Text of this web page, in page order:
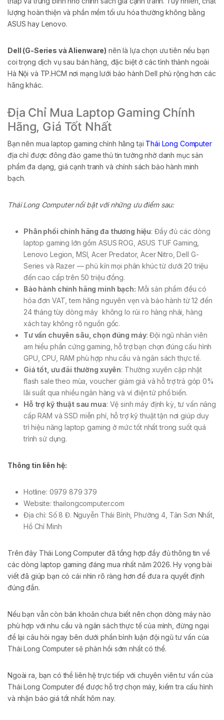
lượng hoàn thiện và phần mềm tối ưu hóa thường không bằng
ASUS hay Lenovo.
Dell (G-Series và Alienware) nên là lựa chọn ưu tiên nếu bạn
coi trọng dịch vụ sau bán hàng, đặc biệt ở các tỉnh thành ngoài
Hà Nội và TP.HCM nơi mạng lưới bảo hành Dell phủ rộng hơn các
hãng khác.
Địa Chỉ Mua Laptop Gaming Chính
Hãng, Giá Tốt Nhất
Bạn nên mua laptop gaming chính hãng tại Thái Long Computer
địa chỉ được đông đảo game thủ tin tưởng nhờ danh mục sản
phẩm đa dạng, giá cạnh tranh và chính sách bảo hành minh
bạch.
Thái Long Computer nổi bật với những ưu điểm sau:
Phân phối chính hãng đa thương hiệu: Đầy đủ các dòng
laptop gaming lớn gồm ASUS ROG, ASUS TUF Gaming,
Lenovo Legion, MSI, Acer Predator, Acer Nitro, Dell G-
Series và Razer — phủ kín mọi phân khúc từ dưới 20 triệu
đến cao cấp trên 50 triệu đồng.
Bảo hành chính hãng minh bạch: Mỗi sản phẩm đều có
hóa đơn VAT, tem hãng nguyên vẹn và bảo hành từ 12 đến
24 tháng tùy dòng máy không lo rủi ro hàng nhái, hàng
xách tay không rõ nguồn gốc.
Tư vấn chuyên sâu, chọn đúng máy: Đội ngũ nhân viên
am hiểu phần cứng gaming, hỗ trợ bạn chọn đúng cấu hình
GPU, CPU, RAM phù hợp nhu cầu và ngân sách thực tế.
Giá tốt, ưu đãi thường xuyên: Thường xuyên cập nhật
flash sale theo mùa, voucher giảm giá và hỗ trợ trả góp 0%
lãi suất qua nhiều ngân hàng và ví điện tử phổ biến.
Hỗ trợ kỹ thuật sau mua: Vệ sinh máy định kỳ, tư vấn nâng
cấp RAM và SSD miễn phí, hỗ trợ kỹ thuật tận nơi giúp duy
trì hiệu năng laptop gaming ở mức tốt nhất trong suốt quá
trình sử dụng.
Thông tin liên hệ:
Hotline: 0979 879 379
Website: thailongcomputer.com
Địa chỉ: Số 8 Đ. Nguyễn Thái Bình, Phường 4, Tân Sơn Nhất,
Hồ Chí Minh
Trên đây Thái Long Computer đã tổng hợp đầy đủ thông tin về
các dòng laptop gaming đáng mua nhất năm 2026. Hy vọng bài
viết đã giúp bạn có cái nhìn rõ ràng hơn để đưa ra quyết định
đúng đắn.
Nếu bạn vẫn còn băn khoăn chưa biết nên chọn dòng máy nào
phù hợp với nhu cầu và ngân sách thực tế của mình, đừng ngại
để lại câu hỏi ngay bên dưới phần bình luận đội ngũ tư vấn của
Thái Long Computer sẽ phản hồi sớm nhất có thể.
Ngoài ra, bạn có thể liên hệ trực tiếp với chuyên viên tư vấn của
Thái Long Computer để được hỗ trợ chọn máy, kiểm tra cấu hình
và nhận báo giá tốt nhất hôm nay.